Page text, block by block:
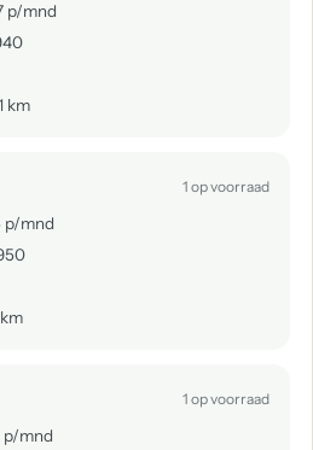
p/mnd
km
1 op voorraad
p/mnd
km
1 op voorraad
p/mnd